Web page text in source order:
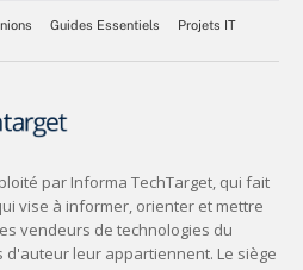
Guides Essentiels Projets IT